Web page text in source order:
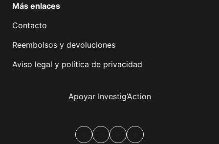
Más enlaces
Contacto
Reembolsos y devoluciones
Aviso legal y política de privacidad
Apoyar Investig’Action